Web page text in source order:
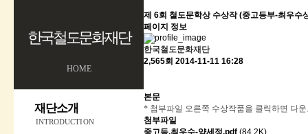
한국철도문화재단
HOME
재단소개
INTRODUCTION
제 6회 철도문학상 수상작 (중고등부-최우수
페이지 정보
한국철도문화재단
2,565회 2014-11-11 16:28
본문
* 첨부파일 오른쪽 수상작품을 클릭하면 다
첨부파일
중고등,최우수-양세정.pdf (84.2K)